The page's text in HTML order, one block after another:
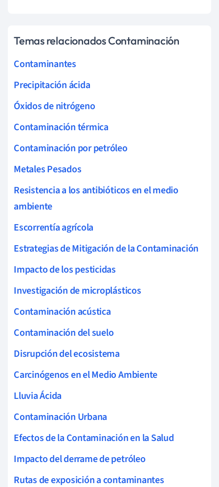
Temas relacionados Contaminación
Contaminantes
Precipitación ácida
Óxidos de nitrógeno
Contaminación térmica
Contaminación por petróleo
Metales Pesados
Resistencia a los antibióticos en el medio
ambiente
Escorrentía agrícola
Estrategias de Mitigación de la Contaminación
Impacto de los pesticidas
Investigación de microplásticos
Contaminación acústica
Contaminación del suelo
Disrupción del ecosistema
Carcinógenos en el Medio Ambiente
Lluvia Ácida
Contaminación Urbana
Efectos de la Contaminación en la Salud
Impacto del derrame de petróleo
Rutas de exposición a contaminantes